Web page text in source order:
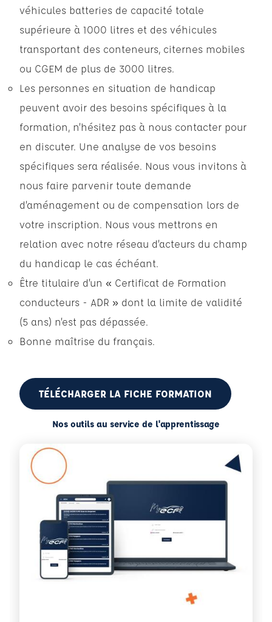
véhicules batteries de capacité totale
supérieure à 1000 litres et des véhicules
transportant des conteneurs, citernes mobiles
ou CGEM de plus de 3000 litres.
Les personnes en situation de handicap
peuvent avoir des besoins spécifiques à la
formation, n’hésitez pas à nous contacter pour
en discuter. Une analyse de vos besoins
spécifiques sera réalisée. Nous vous invitons à
nous faire parvenir toute demande
d’aménagement ou de compensation lors de
votre inscription. Nous vous mettrons en
relation avec notre réseau d’acteurs du champ
du handicap le cas échéant.
Être titulaire d’un « Certificat de Formation
conducteurs - ADR » dont la limite de validité
(5 ans) n’est pas dépassée.
Bonne maîtrise du français.
TÉLÉCHARGER LA FICHE FORMATION
Nos outils au service de l'apprentissage